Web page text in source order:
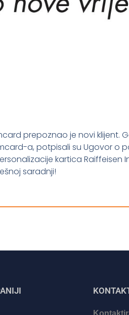
prepoznao je novi klijent.
a, potpisali su Ugovor o
kartica Raiffeisen
saradnji!